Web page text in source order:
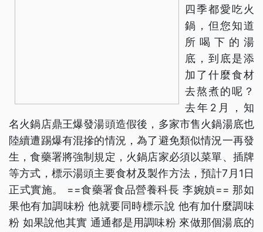
四季都愛吃火
鍋，但您知道
所喝下的湯
底，到底是添
加了什麼食材
去熬煮的呢？
去年2月，知
名火鍋店鼎王爆發湯頭造假後，多家市售火鍋湯底也
陸續遭踢爆有混摻的情況，為了避免類似情況一再發
生，食藥署將強制規定，火鍋店家必須以菜單、插牌
等方式，標示湯頭主要食材及製作方法，預計7月1日
正式實施。 ==食藥署食品營養科長 李婉媜== 那如
果他有加調味粉 他就要同時標示說 他有加什麼調味
粉 如果說他其實 通通都是用調味粉 來做那個湯底的